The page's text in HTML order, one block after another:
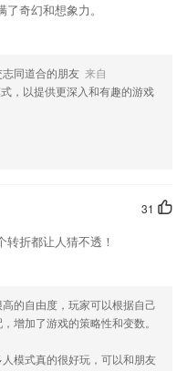
说电子书我们都有！
低的折扣！
助你一起分担。
学习的好习惯,体验更加方便的
高效
社团活动；
，方便用户学习。
记录可以随时查询查看
领』
动教学，使孩子收获更好的学
奇幻和想象力。
志同道合的朋友 来自
，以提供更深入和有趣的游戏
31
折都让人猜不透！
的自由度，玩家可以根据自己
增加了游戏的策略性和变数。
模式真的很好玩，可以和朋友